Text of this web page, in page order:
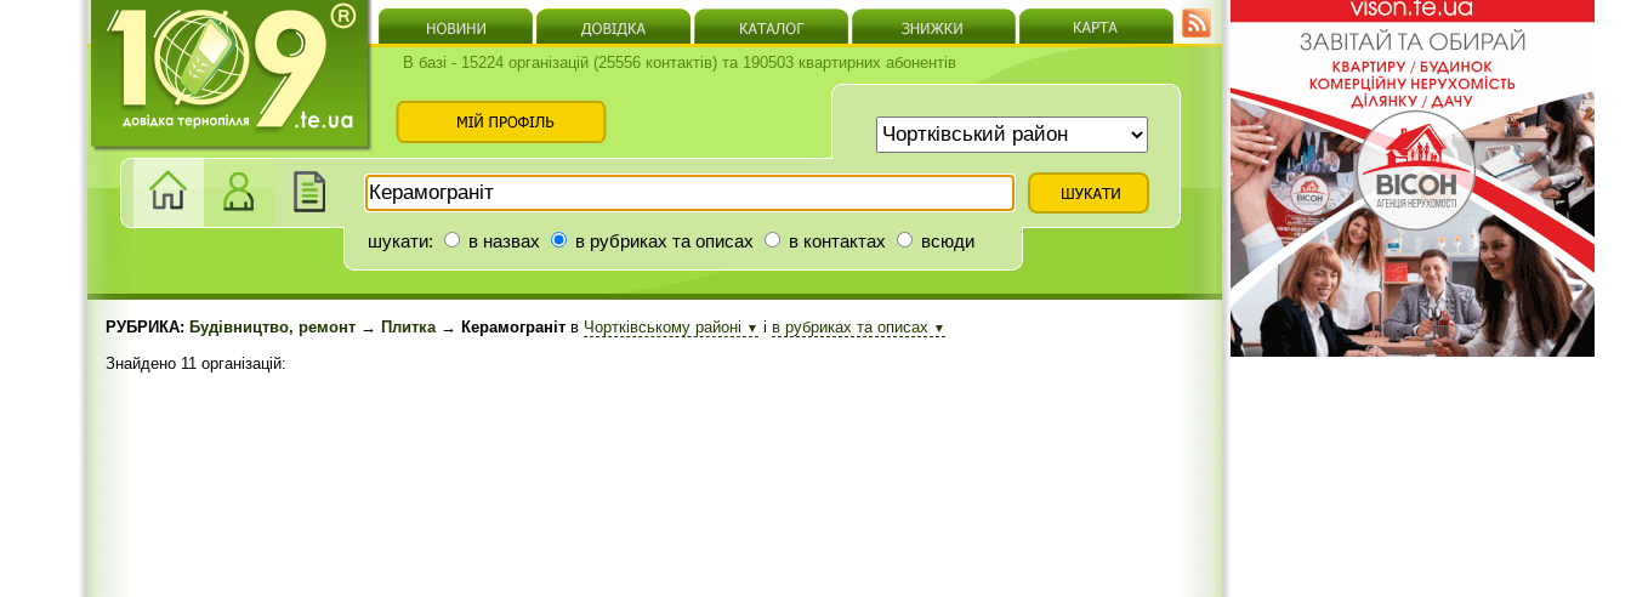
В базі - 15224 організацій (25556 контактів) та 190503 квартирних абонентів
шукати: в назвах в рубриках та описах в контактах всюди
РУБРИКА: Будівництво, ремонт → Плитка→ Керамограніт в Чортківському районі ▼ і в рубриках та описах ▼
Знайдено 11 організацій: